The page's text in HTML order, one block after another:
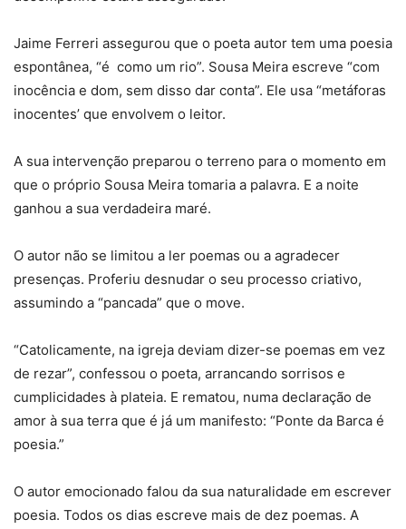
Jaime Ferreri assegurou que o poeta autor tem uma poesia
espontânea, “é como um rio”. Sousa Meira escreve “com
inocência e dom, sem disso dar conta”. Ele usa “metáforas
inocentes’ que envolvem o leitor.
A sua intervenção preparou o terreno para o momento em
que o próprio Sousa Meira tomaria a palavra. E a noite
ganhou a sua verdadeira maré.
O autor não se limitou a ler poemas ou a agradecer
presenças. Proferiu desnudar o seu processo criativo,
assumindo a “pancada” que o move.
“Catolicamente, na igreja deviam dizer-se poemas em vez
de rezar”, confessou o poeta, arrancando sorrisos e
cumplicidades à plateia. E rematou, numa declaração de
amor à sua terra que é já um manifesto: “Ponte da Barca é
poesia.”
O autor emocionado falou da sua naturalidade em escrever
poesia. Todos os dias escreve mais de dez poemas. A